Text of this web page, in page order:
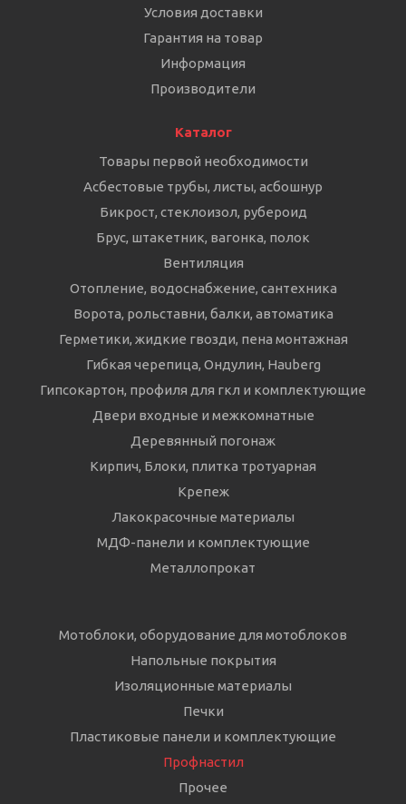
Условия доставки
Гарантия на товар
Информация
Производители
Каталог
Товары первой необходимости
Асбестовые трубы, листы, асбошнур
Бикрост, стеклоизол, рубероид
Брус, штакетник, вагонка, полок
Вентиляция
Отопление, водоснабжение, сантехника
Ворота, рольставни, балки, автоматика
Герметики, жидкие гвозди, пена монтажная
Гибкая черепица, Ондулин, Hauberg
Гипсокартон, профиля для гкл и комплектующие
Двери входные и межкомнатные
Деревянный погонаж
Кирпич, Блоки, плитка тротуарная
Крепеж
Лакокрасочные материалы
МДФ-панели и комплектующие
Металлопрокат
Мотоблоки, оборудование для мотоблоков
Напольные покрытия
Изоляционные материалы
Печки
Пластиковые панели и комплектующие
Профнастил
Прочее